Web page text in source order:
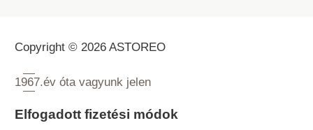
Copyright © 2026 ASTOREO
1967.év óta vagyunk jelen
Elfogadott fizetési módok